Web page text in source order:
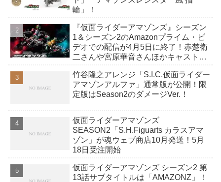
輪」！
『仮面ライダーアマゾンズ』シーズン
1＆シーズン2のAmazonプライム・ビ
デオでの配信が4月5日に終了！赤楚衛
二さんや宮原華音さんほかキャスト
竹谷隆之アレンジ「S.I.C.仮面ライダー
アマゾンアルファ」通常版が公開！限
定版はSeason2のダメージVer.！
仮面ライダーアマゾンズ
SEASON2「S.H.Figuarts カラスアマ
ゾン」が魂ウェブ商店10月発送！5月
18日受注開始
仮面ライダーアマゾンズ シーズン2 第
13話サブタイトルは「AMAZONZ」！